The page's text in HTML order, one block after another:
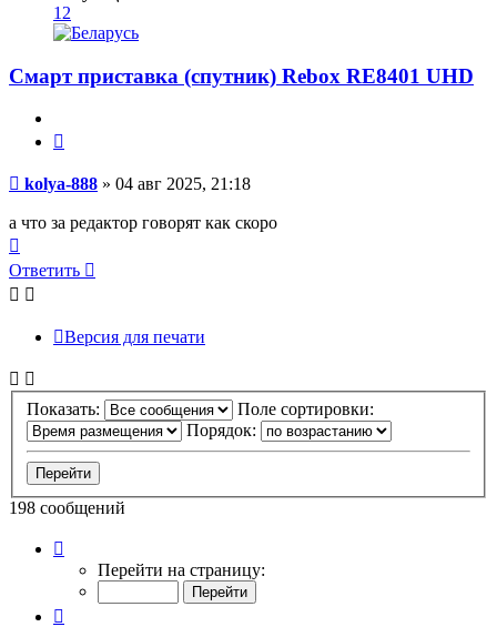
12
Смарт приставка (спутник) Rebox RE8401 UHD
Сообщение
kolya-888 » 04 авг 2025, 21:18
а что за редактор говорят как скоро
к
началу
Ответить
Версия для печати
Показать:
Поле сортировки:
Порядок:
198 сообщений
Перейти на страницу: